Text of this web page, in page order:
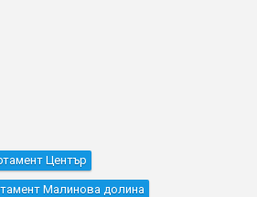
Център
Малинова долина